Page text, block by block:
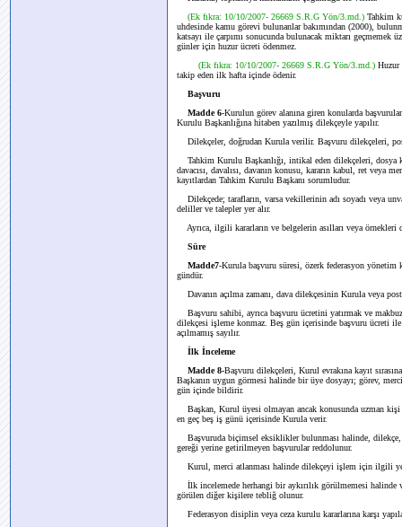
(Ek fıkra: 10/10/2007- 26669 S.R.G Yön/3.md.) Tahkim
uhdesinde kamu görevi bulunanlar bakımından (2000),
katsayı ile çarpımı sonucunda bulunacak miktarı geçmemek
günler için huzur ücreti ödenmez.
(Ek fıkra: 10/10/2007- 26669 S.R.G Yön/3.md.) Huzur
takip eden ilk hafta içinde ödenir.
Başvuru
Madde 6-Kurulun görev alanına giren konularda
Kurulu Başkanlığına hitaben yazılmış dilekçeyle yapılır.
Dilekçeler, doğrudan Kurula verilir. Başvuru dilekçeleri,
Tahkim Kurulu Başkanlığı, intikal eden dilekçeleri, dosya
davacısı, davalısı, davanın konusu, kararın kabul, ret veya
kayıtlardan Tahkim Kurulu Başkanı sorumludur.
Dilekçede; tarafların, varsa vekillerinin adı soyadı veya
deliller ve talepler yer alır.
Ayrıca, ilgili kararların ve belgelerin asılları veya örnekleri
Süre
Madde7-Kurula başvuru süresi, özerk federasyon
gündür.
Davanın açılma zamanı, dava dilekçesinin Kurula veya
Başvuru sahibi, ayrıca başvuru ücretini yatırmak ve
dilekçesi işleme konmaz. Beş gün içerisinde başvuru ücreti
açılmamış sayılır.
İlk İnceleme
Madde 8-Başvuru dilekçeleri, Kurul evrakına kayıt
Başkanın uygun görmesi halinde bir üye dosyayı; görev,
gün içinde bildirir.
Başkan, Kurul üyesi olmayan ancak konusunda uzman
en geç beş iş günü içerisinde Kurula verir.
Başvuruda biçimsel eksiklikler bulunması halinde,
gereği yerine getirilmeyen başvurular reddolunur.
Kurul, merci atlanması halinde dilekçeyi işlem için ilgili
İlk incelemede herhangi bir aykırılık görülmemesi halinde
görülen diğer kişilere tebliğ olunur.
Federasyon disiplin veya ceza kurulu kararlarına karşı